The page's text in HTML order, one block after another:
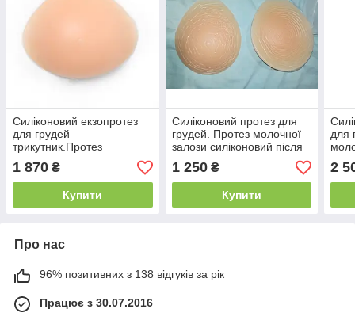
Силіконовий екзопротез
для грудей
трикутник.Протез
молочної залози
силіконовий після
мастектомії 300 г/шт.
1 870 ₴
Купити
Силіконовий протез для
грудей. Протез молочної
залози силіконовий після
мастектомії 200 г/шт.
1 250₴
Купити
для
2
Про нас
96% позитивних з 138 відгуків за рік
Працює з 30.07.2016